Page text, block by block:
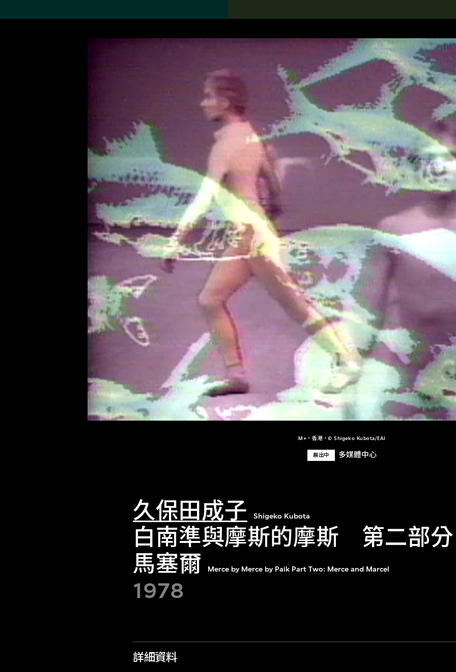
M+，香港，© Shigeko Kubota/EAI
展出中 多媒體中心
久保田成子 Shigeko Kubota
白南準與摩斯的摩斯 第二部
馬塞爾
Merce by Merce by Paik Part Two: Merce and Marcel
1978
詳細資料
搜索M+藏品 Search the Collection
關於M+藏品
探索世界頂級的二十及二十
一世紀視覺文化藏品。